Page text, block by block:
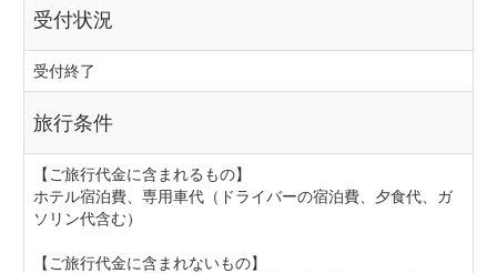
受付状況
受付終了
旅行条件
【ご旅行代金に含まれるもの】
ホテル宿泊費、専用車代（ドライバーの宿泊費、夕食代、ガ
ソリン代含む）
【ご旅行代金に含まれないもの】